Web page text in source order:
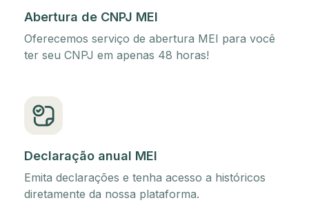
Abertura de CNPJ MEI
Oferecemos serviço de abertura MEI para você
ter seu CNPJ em apenas 48 horas!
Declaração anual MEI
Emita declarações e tenha acesso a históricos
diretamente da nossa plataforma.